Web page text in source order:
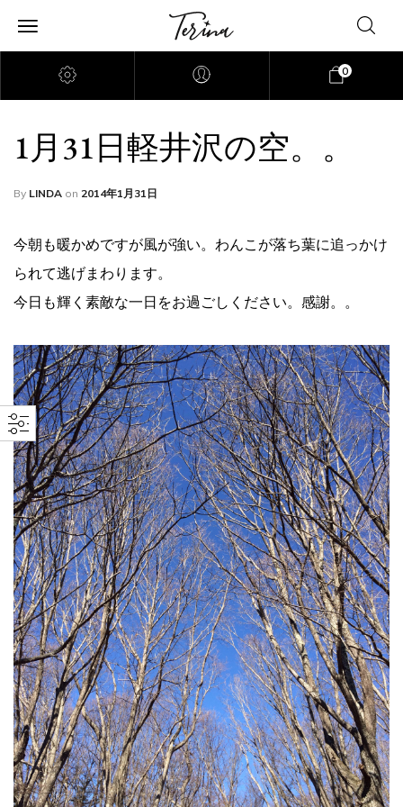
0
1月31日軽井沢の空。。
By LINDA on 2014年1月31日
今朝も暖かめですが風が強い。わんこが落ち葉に追っかけ
られて逃げまわります。
今日も輝く素敵な一日をお過ごしください。感謝。。